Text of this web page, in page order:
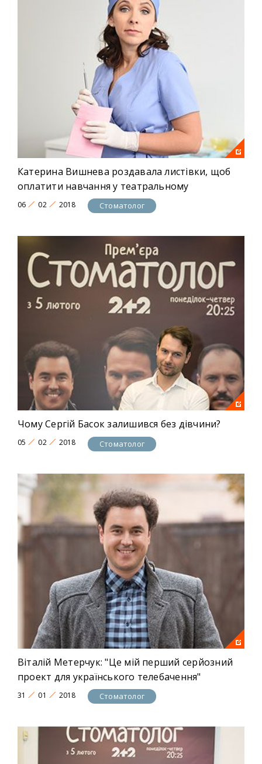
Катерина Вишнева роздавала листівки, щоб
оплатити навчання у театральному
06 02 2018 Стоматолог
Чому Сергій Басок залишився без дівчини?
05 02 2018 Стоматолог
Віталій Метерчук: "Це мій перший серйозний
проект для українського телебачення"
31 01 2018 Стоматолог